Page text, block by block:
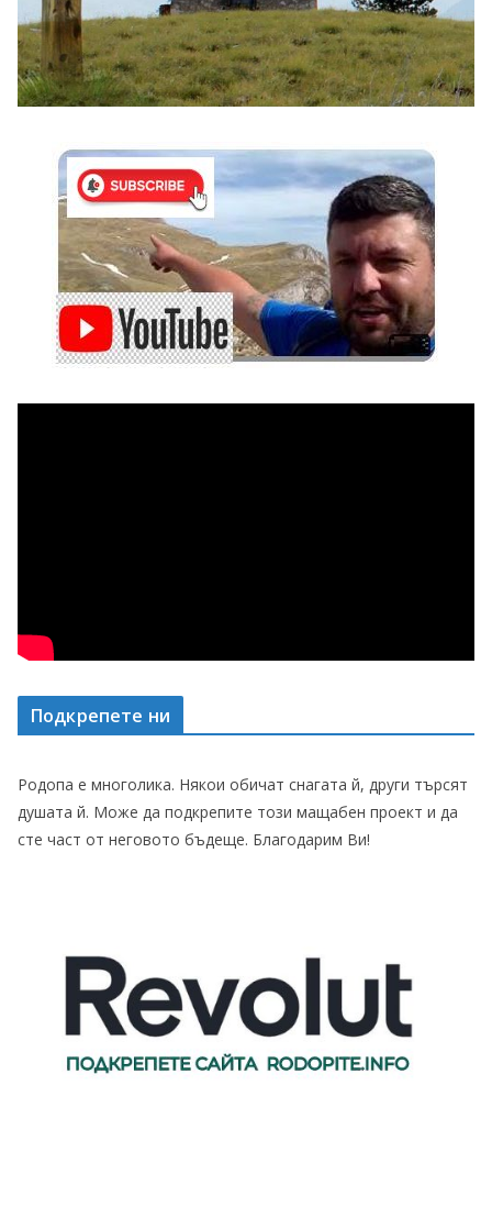
Подкрепете ни
Родопа е многолика. Някои обичат снагата й, други търсят
душата й. Може да подкрепите този мащабен проект и да
сте част от неговото бъдеще. Благодарим Ви!